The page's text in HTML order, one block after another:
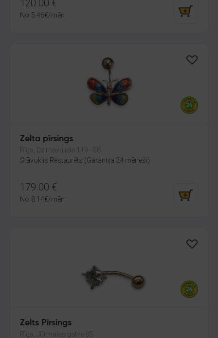
120.00 €
No 5.46€/mēn.
Zelta pīrsings
Rīga, Dzirnavu iela 119 - 58
Stāvoklis Restaurēts (Garantija 24 mēneši)
179.00 €
No 8.14€/mēn.
Zelts Pīrsings
Rīga, Jūrmalas gatve 85